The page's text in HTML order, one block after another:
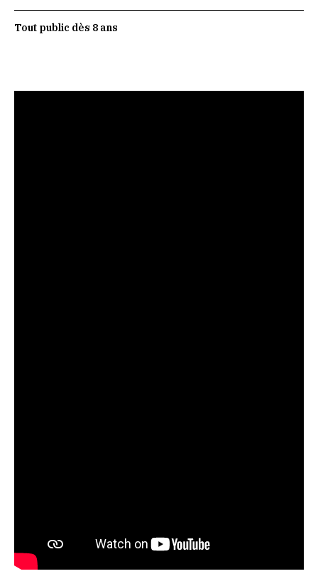
Tout public dès 8 ans